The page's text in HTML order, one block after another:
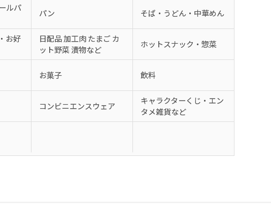
ルパ
パン そば・うどん・中華めん
お好
日配品 加工肉 たまご カ
ット野菜 漬物など
ホットスナック・惣菜
お菓子 飲料
コンビニエンスウェア
キャラクターくじ・エン
タメ雑貨など